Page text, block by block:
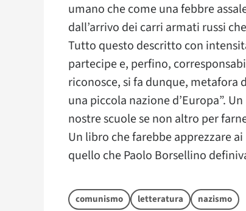
umano che come una febbre
dall’arrivo dei carri armati russi
Tutto questo descritto con
partecipe e, perfino,
riconosce, si fa dunque, metafora
una piccola nazione d’Europa”.
nostre scuole se non altro per
Un libro che farebbe apprezzare
quello che Paolo Borsellino
comunismo letteratura nazismo